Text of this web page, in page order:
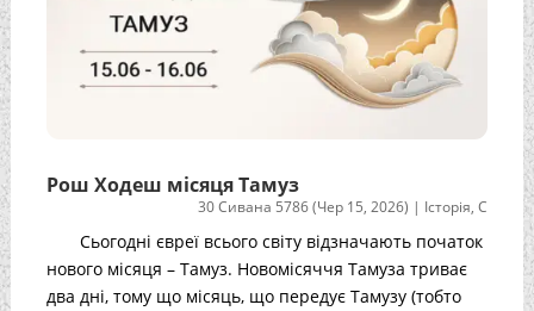
Рош Ходеш місяця Тамуз
30 Сивана 5786 (Чер 15, 2026) | Історія,С
Сьогодні євреї всього світу відзначають початок
нового місяця – Тамуз. Новомісяччя Тамуза триває
два дні, тому що місяць, що передує Тамузу (тобто